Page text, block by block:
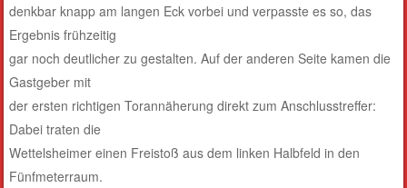
denkbar knapp am langen Eck vorbei und verpasste es so, das
Ergebnis frühzeitig
gar noch deutlicher zu gestalten. Auf der anderen Seite kamen die
Gastgeber mit
der ersten richtigen Torannäherung direkt zum Anschlusstreffer:
Dabei traten die
Wettelsheimer einen Freistoß aus dem linken Halbfeld in den
Fünfmeterraum.